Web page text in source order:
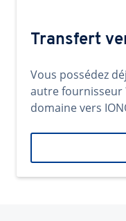
Transfert
Vous possédez
autre fournisseur
domaine vers